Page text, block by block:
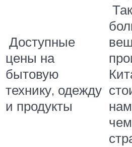
Доступные
цены на
бытовую
технику, одежду
и продукты